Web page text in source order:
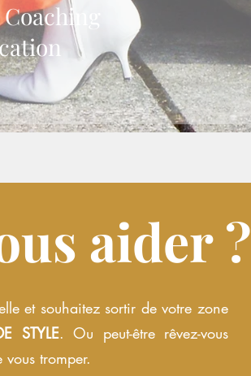
aider ?
et souhaitez sortir de votre zone
STYLE. Ou peut-être rêvez-vous
tromper.